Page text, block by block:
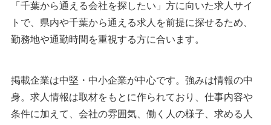
執筆者・監修者のmotoについて
「千葉から通える会社を探したい」方に向いた求人サイ
トで、県内や千葉から通える求人を前提に探せるため、
勤務地や通勤時間を重視する方に合います。
掲載企業は中堅・中小企業が中心です。強みは情報の中
身。求人情報は取材をもとに作られており、仕事内容や
条件に加えて、会社の雰囲気、働く人の様子、求める人